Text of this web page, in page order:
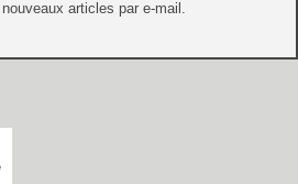
articles par e-mail.